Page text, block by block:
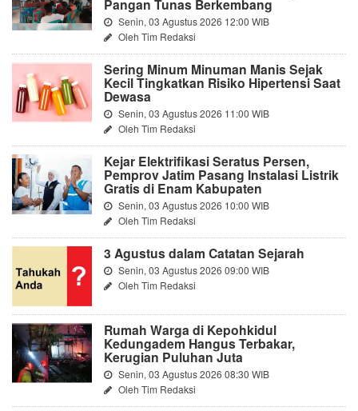
Pangan Tunas Berkembang
Senin, 03 Agustus 2026 12:00 WIB
Oleh Tim Redaksi
Sering Minum Minuman Manis Sejak
Kecil Tingkatkan Risiko Hipertensi Saat
Dewasa
Senin, 03 Agustus 2026 11:00 WIB
Oleh Tim Redaksi
Kejar Elektrifikasi Seratus Persen,
Pemprov Jatim Pasang Instalasi Listrik
Gratis di Enam Kabupaten
Senin, 03 Agustus 2026 10:00 WIB
Oleh Tim Redaksi
3 Agustus dalam Catatan Sejarah
Senin, 03 Agustus 2026 09:00 WIB
Oleh Tim Redaksi
Rumah Warga di Kepohkidul
Kedungadem Hangus Terbakar,
Kerugian Puluhan Juta
Senin, 03 Agustus 2026 08:30 WIB
Oleh Tim Redaksi